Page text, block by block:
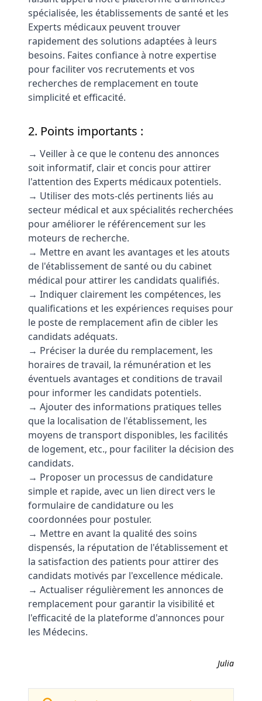
spécialisée, les établissements de santé et les
Experts médicaux peuvent trouver
rapidement des solutions adaptées à leurs
besoins. Faites confiance à notre expertise
pour faciliter vos recrutements et vos
recherches de remplacement en toute
simplicité et efficacité.
2. Points importants :
→ Veiller à ce que le contenu des annonces
soit informatif, clair et concis pour attirer
l'attention des Experts médicaux potentiels.
→ Utiliser des mots-clés pertinents liés au
secteur médical et aux spécialités recherchées
pour améliorer le référencement sur les
moteurs de recherche.
→ Mettre en avant les avantages et les atouts
de l'établissement de santé ou du cabinet
médical pour attirer les candidats qualifiés.
→ Indiquer clairement les compétences, les
qualifications et les expériences requises pour
le poste de remplacement afin de cibler les
candidats adéquats.
→ Préciser la durée du remplacement, les
horaires de travail, la rémunération et les
éventuels avantages et conditions de travail
pour informer les candidats potentiels.
→ Ajouter des informations pratiques telles
que la localisation de l'établissement, les
moyens de transport disponibles, les facilités
de logement, etc., pour faciliter la décision des
candidats.
→ Proposer un processus de candidature
simple et rapide, avec un lien direct vers le
formulaire de candidature ou les
coordonnées pour postuler.
→ Mettre en avant la qualité des soins
dispensés, la réputation de l'établissement et
la satisfaction des patients pour attirer des
candidats motivés par l'excellence médicale.
→ Actualiser régulièrement les annonces de
remplacement pour garantir la visibilité et
l'efficacité de la plateforme d'annonces pour
les Médecins.
Julia